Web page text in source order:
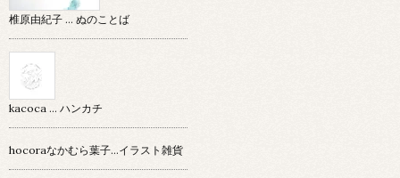
椎原由紀子 ... ぬのことば
kacoca ... ハンカチ
hocoraなかむら葉子…イラスト雑貨